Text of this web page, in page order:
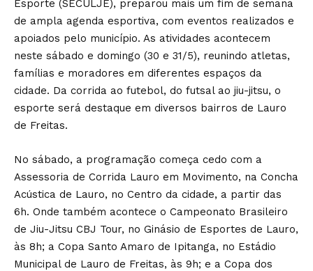
Esporte (SECULJE), preparou mais um fim de semana
de ampla agenda esportiva, com eventos realizados e
apoiados pelo município. As atividades acontecem
neste sábado e domingo (30 e 31/5), reunindo atletas,
famílias e moradores em diferentes espaços da
cidade. Da corrida ao futebol, do futsal ao jiu-jitsu, o
esporte será destaque em diversos bairros de Lauro
de Freitas.
No sábado, a programação começa cedo com a
Assessoria de Corrida Lauro em Movimento, na Concha
Acústica de Lauro, no Centro da cidade, a partir das
6h. Onde também acontece o Campeonato Brasileiro
de Jiu-Jitsu CBJ Tour, no Ginásio de Esportes de Lauro,
às 8h; a Copa Santo Amaro de Ipitanga, no Estádio
Municipal de Lauro de Freitas, às 9h; e a Copa dos